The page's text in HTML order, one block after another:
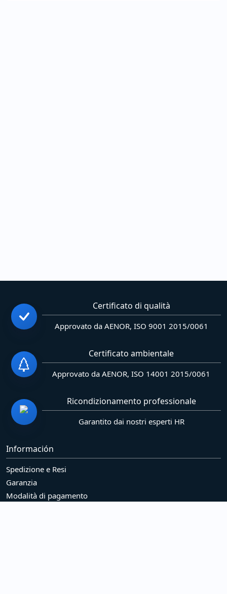
Certificato di qualità
Approvato da AENOR, ISO 9001 2015/0061
Certificato ambientale
Approvato da AENOR, ISO 14001 2015/0061
Ricondizionamento professionale
Garantito dai nostri esperti HR
Información
Spedizione e Resi
Garanzia
Modalità di pagamento